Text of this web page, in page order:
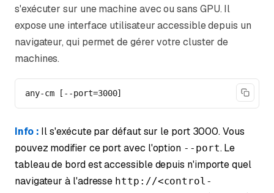
s'exécuter sur une machine avec ou sans GPU. Il
expose une interface utilisateur accessible depuis un
navigateur, qui permet de gérer votre cluster de
machines.
any-cm [--port=3000]
Info : Il s'exécute par défaut sur le port 3000. Vous
pouvez modifier ce port avec l'option --port. Le
tableau de bord est accessible depuis n'importe quel
navigateur à l'adresse http://<control-